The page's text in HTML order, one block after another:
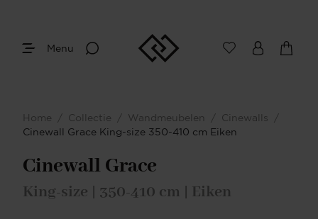
Menu
Home / Collectie / Wandmeubelen / Cinewalls
/
Cinewall Grace King-size 350-410 cm Eiken
Cinewall Grace
King-size | 350-410 cm | Eiken
Afmetingen
Je bent gestart met het samenstellen van
bepalen van de gewenste afmetingen.